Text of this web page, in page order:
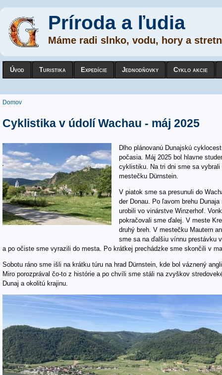
Príroda a ľudia
Máme radi slnko, vodu, hory a
Úvod Turistika Expedície Jednodňovky Cyklo akcie
Nachádzate sa tu
Domov
Cyklistika v údolí Wachau - máj 2025
Dlho plánovanú Dunajskú
počasia. Máj 2025 bol hlavne
cyklistiku. Na tri dni sme sa
mestečku Dürnstein.
V piatok sme sa presunuli do
der Donau. Po ľavom brehu
urobili vo vinárstve Winzerhof.
pokračovali sme ďalej. V meste
druhý breh. V mestečku Mautern
sme sa na ďalšiu vínnu prestávku
a po očiste sme vyrazili do mesta. Po krátkej prechádzke sme skončili v
Sobotu ráno sme išli na krátku túru na hrad Dürnstein, kde bol váznený
Miro porozprával čo-to z histórie a po chvíli sme stáli na zvyškov
Dunaj a okolitú krajinu.